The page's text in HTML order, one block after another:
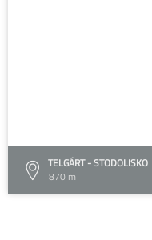
TELGÁRT - STODOLISKO
870 m